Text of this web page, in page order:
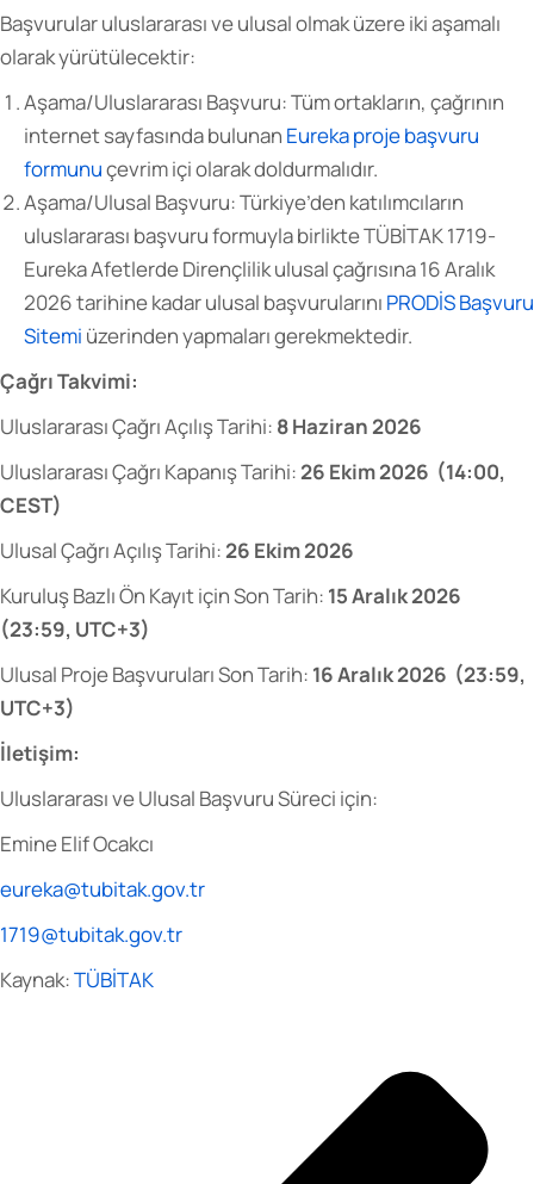
Başvurular uluslararası ve ulusal olmak üzere iki aşamalı
olarak yürütülecektir:
Aşama/Uluslararası Başvuru: Tüm ortakların, çağrının
internet sayfasında bulunan Eureka proje başvuru
formunuçevrim içi olarak doldurmalıdır.
Aşama/Ulusal Başvuru: Türkiye’den katılımcıların
uluslararası başvuru formuyla birlikte TÜBİTAK 1719-
Eureka Afetlerde Dirençlilik ulusal çağrısına 16 Aralık
2026 tarihine kadar ulusal başvurularını PRODİS Başvuru
Sitemi üzerinden yapmaları gerekmektedir.
Çağrı Takvimi:
Uluslararası Çağrı Açılış Tarihi: 8 Haziran 2026
Uluslararası Çağrı Kapanış Tarihi:26 Ekim 2026 (14:00,
CEST)
Ulusal Çağrı Açılış Tarihi:26 Ekim 2026
Kuruluş Bazlı Ön Kayıt için Son Tarih: 15 Aralık 2026
(23:59, UTC+3)
Ulusal Proje Başvuruları Son Tarih: 16 Aralık 2026 (23:59,
UTC+3)
İletişim:
Uluslararası ve Ulusal Başvuru Süreci için:
Emine Elif Ocakcı
eureka@tubitak.gov.tr
1719@tubitak.gov.tr
Kaynak:TÜBİTAK